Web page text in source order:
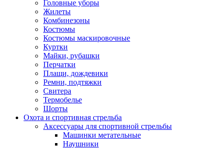
Головные уборы
Жилеты
Комбинезоны
Костюмы
Костюмы маскировочные
Куртки
Майки, рубашки
Перчатки
Плащи, дождевики
Ремни, подтяжки
Свитера
Термобелье
Шорты
Охота и спортивная стрельба
Аксессуары для спортивной стрельбы
Машинки метательные
Наушники